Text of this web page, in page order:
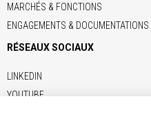
MARCHÉS & FONCTIONS
ENGAGEMENTS & DOCUMENTATIONS
RÉSEAUX SOCIAUX
LINKEDIN
YOUTUBE